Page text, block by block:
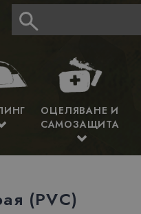
ОЦЕЛЯВАНЕ И
САМОЗАЩИТА
(PVC)